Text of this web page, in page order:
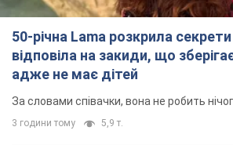
50-річна Lama розкрила
відповіла на закиди, що
адже не має дітей
За словами співачки, вона не робить
3 години тому 5,9 т.